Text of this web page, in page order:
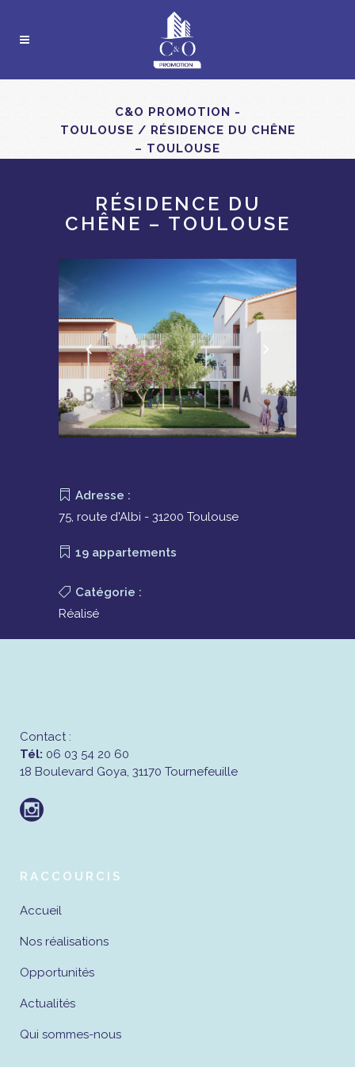
C&O PROMOTION -
TOULOUSE / RÉSIDENCE DU CHÊNE
– TOULOUSE
RÉSIDENCE DU
CHÊNE – TOULOUSE
Adresse :
75, route d'Albi - 31200 Toulouse
19 appartements
Catégorie :
Réalisé
Contact :
Tél: 06 03 54 20 60
18 Boulevard Goya, 31170 Tournefeuille
RACCOURCIS
Accueil
Nos réalisations
Opportunités
Actualités
Qui sommes-nous